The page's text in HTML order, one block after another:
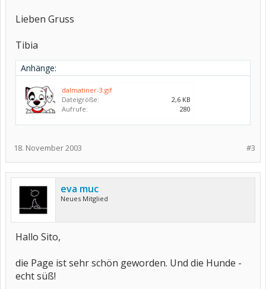
Lieben Gruss
Tibia
Anhänge:
dalmatiner-3.gif
Dateigröße:
2,6 KB
Aufrufe:
280
#3
18. November 2003
eva muc
Neues Mitglied
Hallo Sito,
die Page ist sehr schön geworden. Und die Hunde -
echt süß!